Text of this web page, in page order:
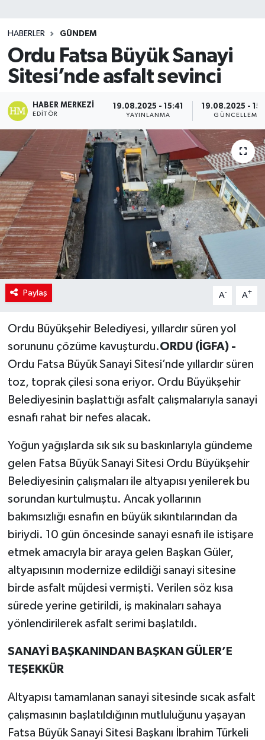
HABERLER GÜNDEM
Ordu Fatsa Büyük Sanayi
Sitesi’nde asfalt sevinci
HABER MERKEZI
EDITÖR
19.08.2025 - 15:41
YAYINLANMA
19.08.2025 -
GÜNCELLEME
Paylaş A- A+
Ordu Büyükşehir Belediyesi, yıllardır süren yol
sorununu çözüme kavuşturdu.ORDU (İGFA) -
Ordu Fatsa Büyük Sanayi Sitesi’nde yıllardır süren
toz, toprak çilesi sona eriyor. Ordu Büyükşehir
Belediyesinin başlattığı asfalt çalışmalarıyla sanayi
esnafı rahat bir nefes alacak.
Yoğun yağışlarda sık sık su baskınlarıyla gündeme
gelen Fatsa Büyük Sanayi Sitesi Ordu Büyükşehir
Belediyesinin çalışmaları ile altyapısı yenilerek bu
sorundan kurtulmuştu. Ancak yollarının
bakımsızlığı esnafın en büyük sıkıntılarından da
biriydi. 10 gün öncesinde sanayi esnafı ile istişare
etmek amacıyla bir araya gelen Başkan Güler,
altyapısının modernize edildiği sanayi sitesine
birde asfalt müjdesi vermişti. Verilen söz kısa
sürede yerine getirildi, iş makinaları sahaya
yönlendirilerek asfalt serimi başlatıldı.
SANAYİ BAŞKANINDAN BAŞKAN GÜLER’E
TEŞEKKÜR
Altyapısı tamamlanan sanayi sitesinde sıcak asfalt
çalışmasının başlatıldığının mutluluğunu yaşayan
Fatsa Büyük Sanayi Sitesi Başkanı İbrahim Türkeli
Teknoloji
TRABZON
TRABZONSPOR